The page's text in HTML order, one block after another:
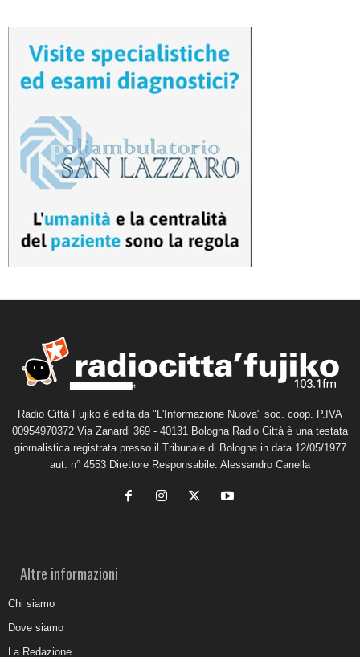
Radio Città Fujiko è edita da "L'Informazione Nuova" soc. coop. P.IVA
00954970372 Via Zanardi 369 - 40131 Bologna Radio Città è una testata
giornalistica registrata presso il Tribunale di Bologna in data 12/05/1977
aut. n° 4553 Direttore Responsabile: Alessandro Canella
Altre informazioni
Chi siamo
Dove siamo
La Redazione